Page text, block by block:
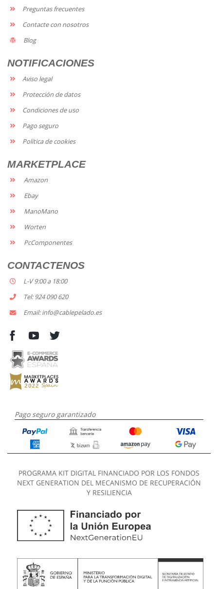
Preguntas frecuentes
Contacte con nosotros
Blog
NOTIFICACIONES
Aviso legal
Protección de datos
Condiciones de uso
Pago seguro
Política de cookies
MARKETPLACE
Amazon
Ebay
ManoMano
Worten
PcComponentes
CONTACTENOS
L-V 9:00 a 18:00
Tel: 924 090 620
Email: info@cablepelado.es
Pago seguro garantizado
PROGRAMA KIT DIGITAL FINANCIADO POR LOS FONDOS
NEXT GENERATION DEL MECANISMO DE RECUPERACIÓN
Y RESILIENCIA